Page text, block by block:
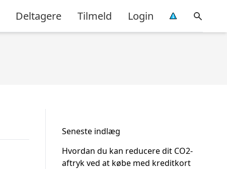
Deltagere Tilmeld Login
Seneste indlæg
Hvordan du kan reducere dit CO2-
aftryk ved at købe med kreditkort